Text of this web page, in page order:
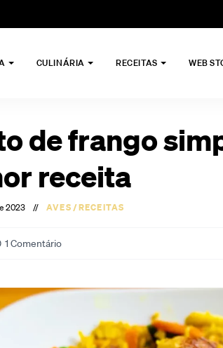
CULINÁRIA RECEITAS WEB
de frango
receita
2023 // AVES/RECEITAS
1 Comentário